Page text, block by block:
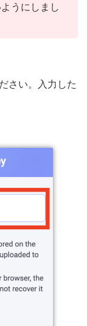
うにしまし
さい。入力した